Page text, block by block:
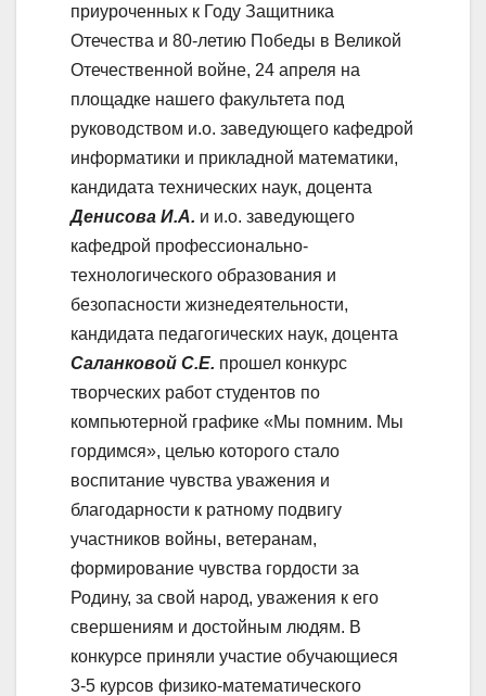
приуроченных к Году Защитника
Отечества и 80-летию Победы в Великой
Отечественной войне, 24 апреля на
площадке нашего факультета под
руководством и.о. заведующего кафедрой
информатики и прикладной математики,
кандидата технических наук, доцента
Денисова И.А. и и.о. заведующего
кафедрой профессионально-
технологического образования и
безопасности жизнедеятельности,
кандидата педагогических наук, доцента
Саланковой С.Е. прошел конкурс
творческих работ студентов по
компьютерной графике «Мы помним. Мы
гордимся», целью которого стало
воспитание чувства уважения и
благодарности к ратному подвигу
участников войны, ветеранам,
формирование чувства гордости за
Родину, за свой народ, уважения к его
свершениям и достойным людям. В
конкурсе приняли участие обучающиеся
3-5 курсов физико-математического